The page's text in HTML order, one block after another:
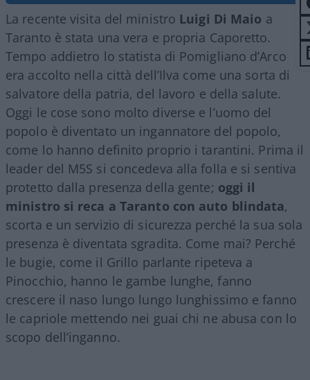
La recente visita del ministro Luigi Di Maio a
Taranto è stata una vera e propria Caporetto.
Tempo addietro lo statista di Pomigliano d’Arco
era accolto nella città dell’Ilva come una sorta di
salvatore della patria, del lavoro e della salute.
Oggi le cose sono molto diverse e l’uomo del
popolo è diventato un ingannatore del popolo,
come lo hanno definito proprio i tarantini. Prima il
leader del M5S si concedeva alla folla e si sentiva
protetto dalla presenza della gente; oggi il
ministro si reca a Taranto con auto blindata,
scorta e un servizio di sicurezza perché la sua sola
presenza è diventata sgradita. Come mai? Perché
le bugie, come il Grillo parlante ripeteva a
Pinocchio, hanno le gambe lunghe, fanno
crescere il naso lungo lungo lunghissimo e fanno
le capriole mettendo nei guai chi ne abusa con lo
scopo dell’inganno.